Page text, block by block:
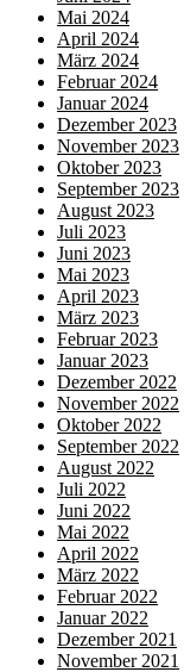
Mai 2024
April 2024
März 2024
Februar 2024
Januar 2024
Dezember 2023
November 2023
Oktober 2023
September 2023
August 2023
Juli 2023
Juni 2023
Mai 2023
April 2023
März 2023
Februar 2023
Januar 2023
Dezember 2022
November 2022
Oktober 2022
September 2022
August 2022
Juli 2022
Juni 2022
Mai 2022
April 2022
März 2022
Februar 2022
Januar 2022
Dezember 2021
November 2021